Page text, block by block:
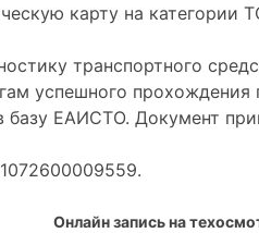
карту на категории
транспортного
успешного
ЕАИСТО. Документ
Онлайн запись на